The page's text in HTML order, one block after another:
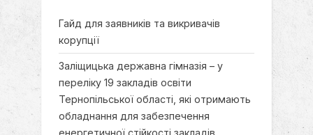
Гайд для заявників та викривачів
корупції
Заліщицька державна гімназія – у
переліку 19 закладів освіти
Тернопільської області, які отримають
обладнання для забезпечення
енергетичної стійкості закладів.